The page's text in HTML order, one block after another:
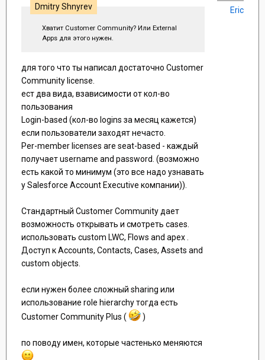
Dmitry Shnyrev
Хватит Customer Community? Или External
Apps для этого нужен.
для того что ты написал достаточно Customer
Community license.
ест два вида, взависимости от кол-во
пользования
Login-based (кол-во logins за месяц кажется)
если пользователи заходят нечасто.
Per-member licenses are seat-based - каждый
получает username and password. (возможно
есть какой то минимум (это все надо узнавать
у Salesforce Account Executive компании)).
Стандартный Customer Community дает
возможность открывать и смотреть cases.
использовать custom LWC, Flows and apex .
Доступ к Accounts, Contacts, Cases, Assets and
custom objects.
если нужен более сложный sharing или
использование role hierarchy тогда есть
Customer Community Plus (
)
по поводу имен, которые частенько меняются
Eric